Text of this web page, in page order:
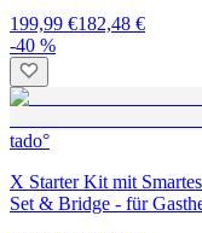
199,99 €182,48 €
-40 %
tado°
X Starter Kit mit
Set & Bridge - für